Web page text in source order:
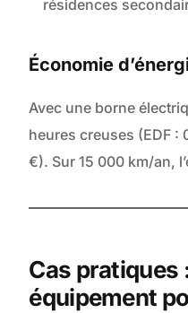
résidences
Économie
Avec une borne
heures creuses (EDF :
€). Sur 15 000 km/an,
Cas pratiques
équipement